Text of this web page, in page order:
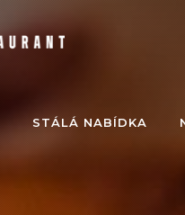
STÁLÁ NABÍDKA